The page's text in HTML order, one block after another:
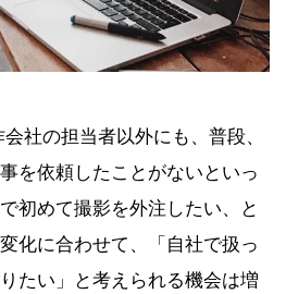
社の担当者以外にも、普段、
を依頼したことがないといっ
初めて撮影を外注したい、と
化に合わせて、「自社で扱っ
たい」と考えられる機会は増